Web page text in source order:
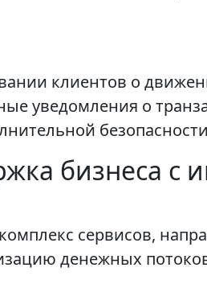
клиентов о
уведомления о
бизнеса с
сервисов,
денежных